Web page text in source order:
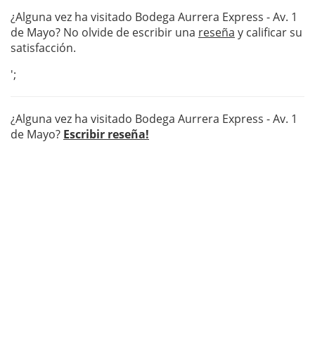
¿Alguna vez ha visitado Bodega Aurrera Express - Av. 1
de Mayo? No olvide de escribir una reseña y calificar su
satisfacción.
';
¿Alguna vez ha visitado Bodega Aurrera Express - Av. 1
de Mayo? Escribir reseña!